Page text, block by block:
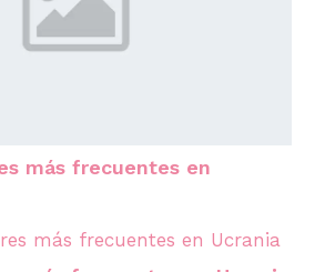
más frecuentes en